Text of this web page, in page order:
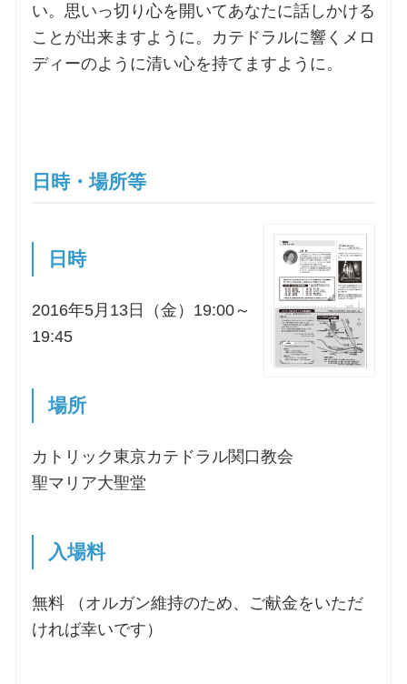
ご利用にあたって
い。思いっ切り心を開いてあなたに話しかける
ことが出来ますように。カテドラルに響くメロ
ディーのように清い心を持てますように。
日時・場所等
日時
2016年5月13日（金）19:00～
19:45
場所
カトリック東京カテドラル関口教会
聖マリア大聖堂
入場料
無料 （オルガン維持のため、ご献金をいただ
ければ幸いです）